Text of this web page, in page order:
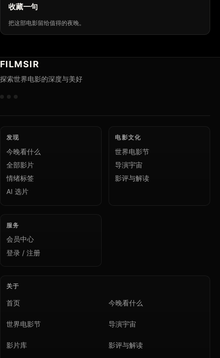
收藏一句
把这部电影留给值得的夜晚。
FILMSIR
探索世界电影的深度与美好
发现
今晚看什么
全部影片
情绪标签
AI 选片
电影文化
世界电影节
导演宇宙
影评与解读
服务
会员中心
登录 / 注册
关于
首页 今晚看什么
世界电影节 导演宇宙
影片库 影评与解读